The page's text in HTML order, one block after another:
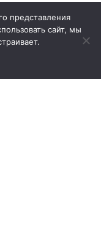
представления
сайт, мы